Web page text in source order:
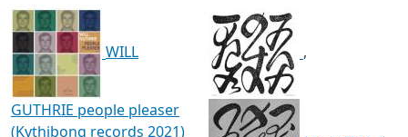
WILL
GUTHRIE people pleaser
(Kythibong records 2021)
,